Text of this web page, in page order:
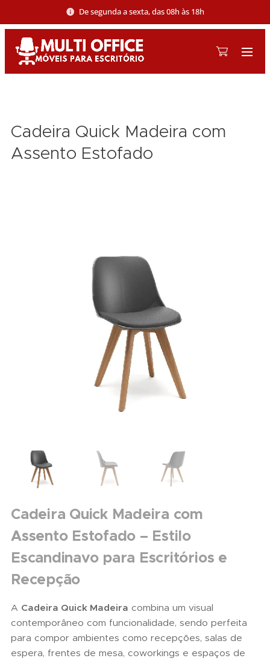
De segunda a sexta, das 08h às 18h
Cadeira Quick Madeira com
Assento Estofado
Cadeira Quick Madeira com
Assento Estofado – Estilo
Escandinavo para Escritórios e
Recepção
A Cadeira Quick Madeira combina um visual
contemporâneo com funcionalidade, sendo perfeita
para compor ambientes como recepções, salas de
espera, frentes de mesa, coworkings e espaços de